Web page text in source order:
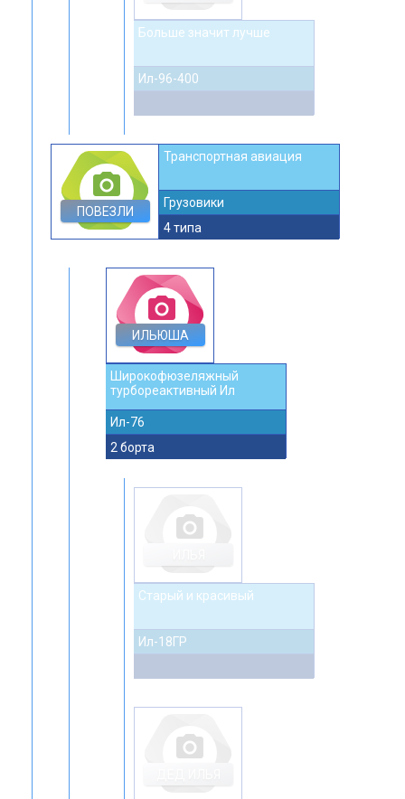
Больше значит лучше
Ил-96-400
photo_camera
ПОВЕЗЛИ
Транспортная авиация
Грузовики
4 типа
photo_camera
ИЛЬЮША
Широкофюзеляжный
турбореактивный Ил
Ил-76
2 борта
photo_camera
Старый и красивый
Ил-18ГР
photo_camera